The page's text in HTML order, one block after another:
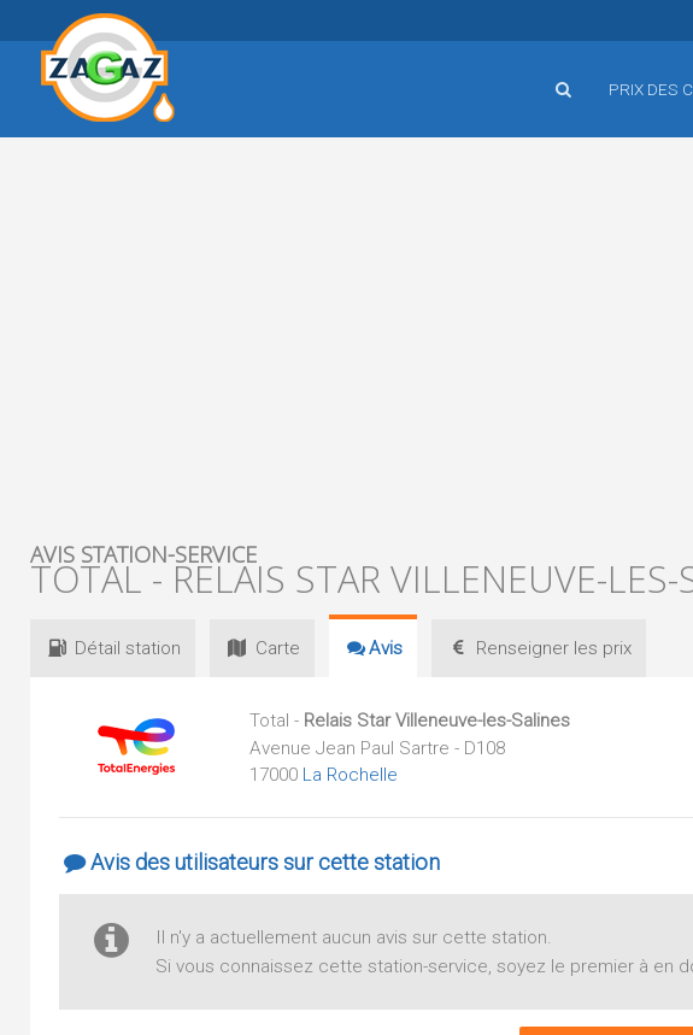
PRIX DES
AVIS STATION-SERVICE
TOTAL - RELAIS STAR VILLENEUVE-LES-
Détail station Carte Avis Renseigner les prix
Total - Relais Star Villeneuve-les-Salines
Avenue Jean Paul Sartre - D108
17000 La Rochelle
Avis des utilisateurs sur cette station
Il n'y a actuellement aucun avis sur cette station.
Si vous connaissez cette station-service, soyez le premier à en